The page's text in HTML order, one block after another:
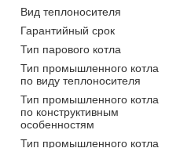
Вид теплоносителя
Гарантийный срок
Тип парового котла
Тип промышленного котла
по виду теплоносителя
Тип промышленного котла
по конструктивным
особенностям
Тип промышленного котла